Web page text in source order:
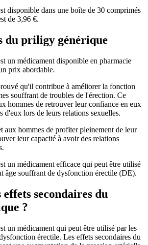
disponible dans une boîte de 30 comprimés
de 3,96 €.
du priligy générique
un médicament disponible en pharmacie
prix abordable.
qu'il contribue à améliorer la fonction
souffrant de troubles de l'érection. Ce
hommes de retrouver leur confiance en eux
d'eux lors de leurs relations sexuelles.
aux hommes de profiter pleinement de leur
leur capacité à avoir des relations
un médicament efficace qui peut être utilisé
âge souffrant de dysfonction érectile (DE).
effets secondaires du
?
un médicament qui peut être utilisé par les
érectile. Les effets secondaires du